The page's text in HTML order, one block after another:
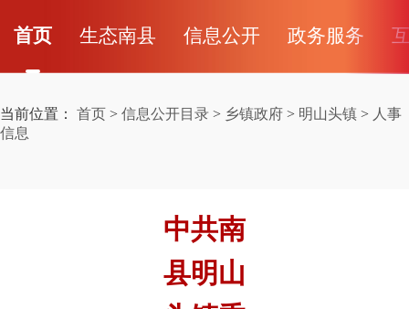
首页 生态南县 信息公开 政务服务
当前位置： 首页 > 信息公开目录 > 乡镇政府 > 明山头镇 > 人事
信息
中共南
县明山